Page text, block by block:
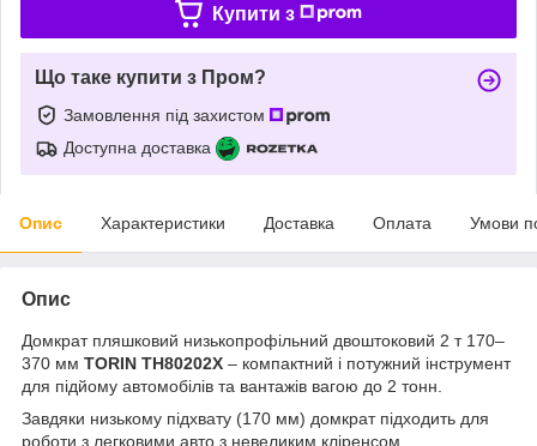
Купити з
Що таке купити з Пром?
Замовлення під захистом
Доступна доставка
Опис Характеристики Доставка Оплата Умови
Опис
Домкрат пляшковий низькопрофільний двоштоковий 2 т 170–
370 мм TORIN TH80202X – компактний і потужний інструмент
для підйому автомобілів та вантажів вагою до 2 тонн.
Завдяки низькому підхвату (170 мм) домкрат підходить для
роботи з легковими авто з невеликим кліренсом.